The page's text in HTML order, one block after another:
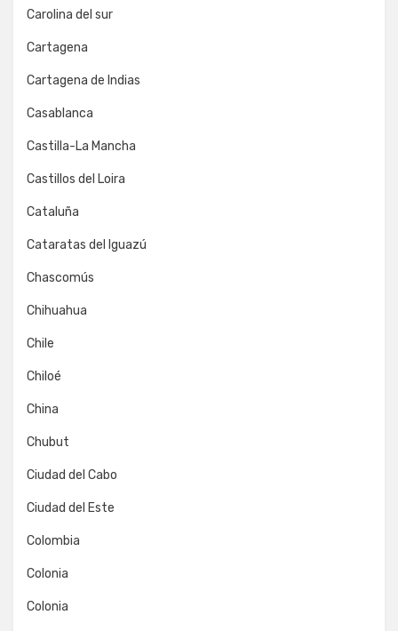
Carolina del sur
Cartagena
Cartagena de Indias
Casablanca
Castilla-La Mancha
Castillos del Loira
Cataluña
Cataratas del Iguazú
Chascomús
Chihuahua
Chile
Chiloé
China
Chubut
Ciudad del Cabo
Ciudad del Este
Colombia
Colonia
Colonia